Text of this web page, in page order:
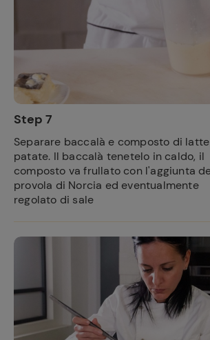
Step 7
Separare baccalà e composto di
patate. Il baccalà tenetelo in caldo, il
composto va frullato con l'aggiunta
provola di Norcia ed eventualmente
regolato di sale